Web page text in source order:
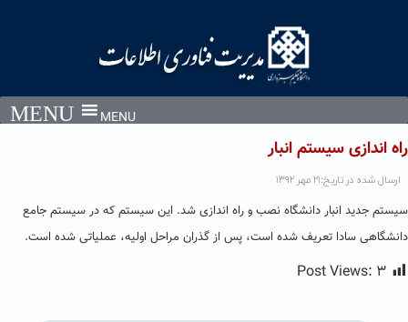
MENU
راه اندازی سیستم انبار
ارسال شده در تاریخ:۲۱ مهر ۱۳۹۲
سیستم جدید انبار دانشگاه نصب و راه اندازی شد. این سیستم که در سیستم جامع
دانشگاهی سادا تعریف شده است، پس از گذران مراحل اولیه، عملیاتی شده است.
Post Views: ۳